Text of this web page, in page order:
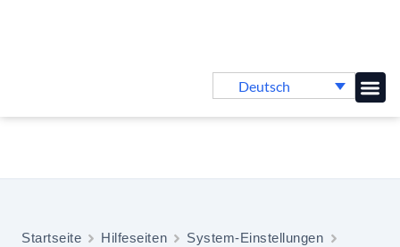
Deutsch
Startseite Hilfeseiten
System-Einstellungen